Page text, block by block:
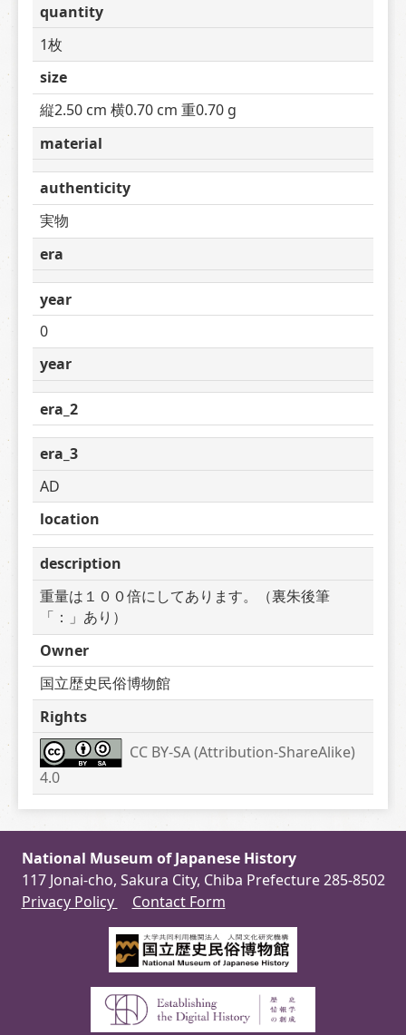
quantity
1枚
size
縦2.50 cm 横0.70 cm 重0.70 g
material
authenticity
実物
era
year
0
year
era_2
era_3
AD
location
description
重量は１００倍にしてあります。（裏朱後筆
「：」あり）
Owner
国立歴史民俗博物館
Rights
CC BY-SA (Attribution-ShareAlike)
4.0
National Museum of Japanese History
117 Jonai-cho, Sakura City, Chiba Prefecture 285-8502
Privacy Policy
Contact Form